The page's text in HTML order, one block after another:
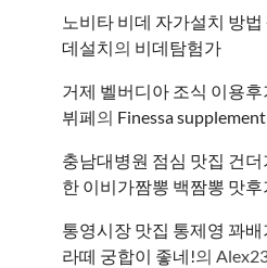
노비타 비데 자가설치 방
데설치의 비데탐험가
거제 벨버디아 조식 이용
뷔페의 ​Finessa supplement
충남대병원 점심 맛집 건
한 이비가짬뽕 백짬뽕 맛후
통영시장 맛집 통제영 꽈
라떼 궁합이 좋네!의